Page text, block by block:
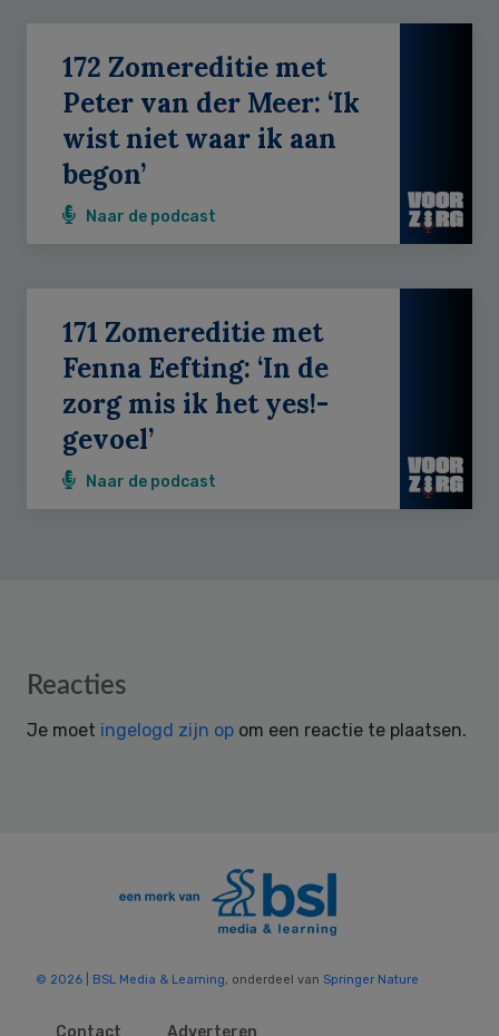
172 Zomereditie met
Peter van der Meer: ‘Ik
wist niet waar ik aan
begon’
Naar de podcast
171 Zomereditie met
Fenna Eefting: ‘In de
zorg mis ik het yes!-
gevoel’
Naar de podcast
Reader
Reacties
Je moet ingelogd zijn op om een reactie te plaatsen.
© 2026 | BSL Media & Learning, onderdeel van Springer Nature
Contact Adverteren